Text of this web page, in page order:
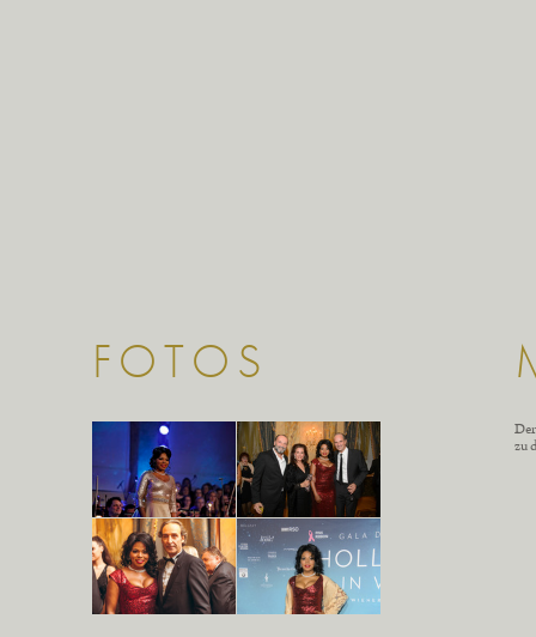
FOTOS
zu